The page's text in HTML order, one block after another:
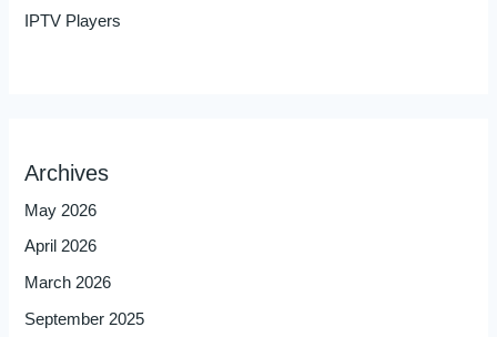
IPTV Players
Archives
May 2026
April 2026
March 2026
September 2025